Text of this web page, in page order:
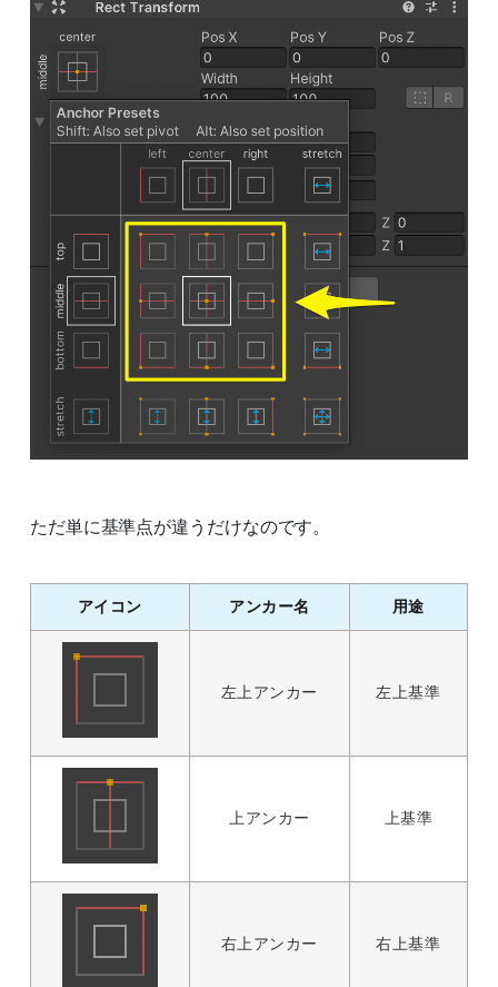
ただ単に基準点が違うだけなのです。
アイコン アンカー名 用途
左上アンカー 左上基準
上アンカー 上基準
右上アンカー 右上基準